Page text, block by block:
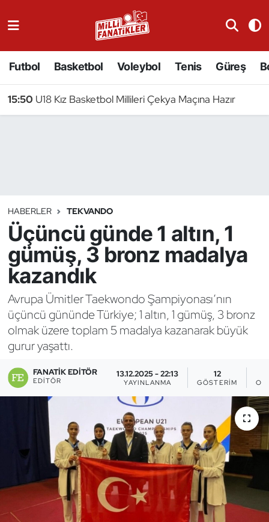
Futbol Basketbol Voleybol Tenis Güreş
15:50 U18 Kız Basketbol Millileri Çekya Maçına Hazır
HABERLER TEKVANDO
Üçüncü günde 1 altın, 1
gümüş, 3 bronz madalya
kazandık
Avrupa Ümitler Taekwondo Şampiyonası’nın
üçüncü gününde Türkiye; 1 altın, 1 gümüş, 3 bronz
olmak üzere toplam 5 madalya kazanarak büyük
gurur yaşattı.
FANATIK EDITÖR
EDITÖR
13.12.2025 - 22:13
YAYINLANMA
12
GÖSTERIM
Badminton
Binicilik
Bisiklet
Bocce Bowling Dart
Boks
Briç
Buz Hokeyi
Buz Pateni
Çim Hokeyi
Cimnastik
Curling